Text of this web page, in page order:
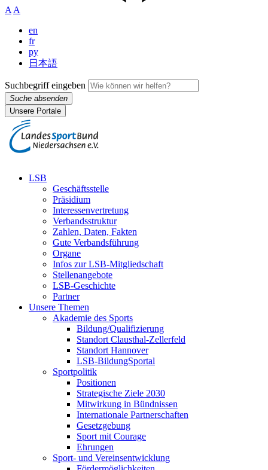
A A
en
fr
py
日本語
Suchbegriff eingeben
Suche absenden
Unsere Portale
LSB
Geschäftsstelle
Präsidium
Interessenvertretung
Verbandsstruktur
Zahlen, Daten, Fakten
Gute Verbandsführung
Organe
Infos zur LSB-Mitgliedschaft
Stellenangebote
LSB-Geschichte
Partner
Unsere Themen
Akademie des Sports
Bildung/Qualifizierung
Standort Clausthal-Zellerfeld
Standort Hannover
LSB-BildungSportal
Sportpolitik
Positionen
Strategische Ziele 2030
Mitwirkung in Bündnissen
Internationale Partnerschaften
Gesetzgebung
Sport mit Courage
Ehrungen
Sport- und Vereinsentwicklung